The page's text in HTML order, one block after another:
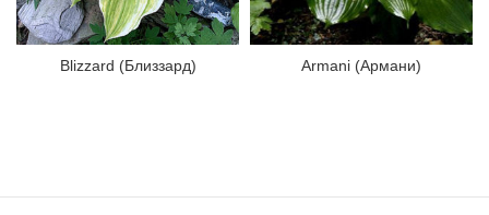
Blizzard (Близзард) Armani (Армани)